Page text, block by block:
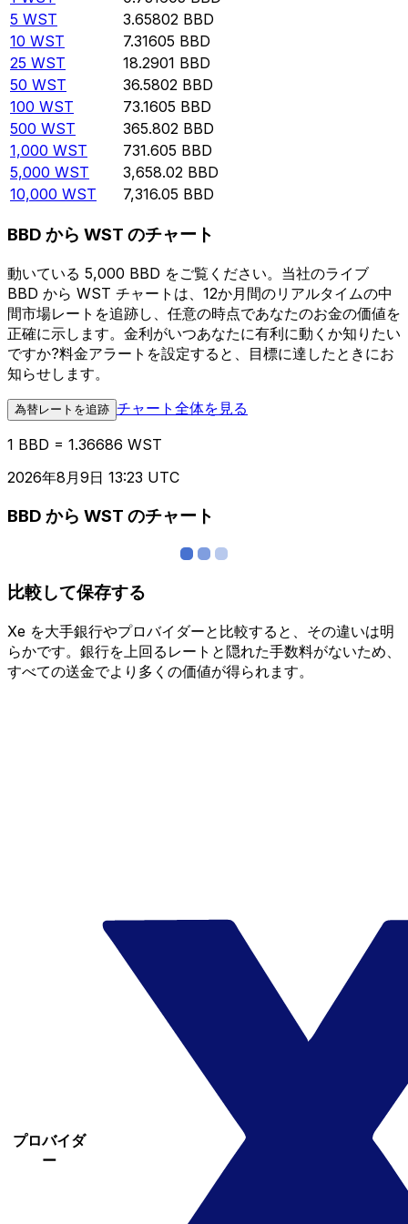
5 WST 3.65802 BBD
10 WST 7.31605 BBD
25 WST 18.2901 BBD
50 WST 36.5802 BBD
100 WST 73.1605 BBD
500 WST 365.802 BBD
1,000 WST 731.605 BBD
5,000 WST 3,658.02 BBD
10,000 WST 7,316.05 BBD
BBD から WST のチャート
動いている 5,000 BBD をご覧ください。当社のライブ
BBD から WST チャートは、12か月間のリアルタイムの中
間市場レートを追跡し、任意の時点であなたのお金の価値を
正確に示します。金利がいつあなたに有利に動くか知りたい
ですか?料金アラートを設定すると、目標に達したときにお
知らせします。
為替レートを追跡 チャート全体を見る
1 BBD = 1.36686 WST
2026年8月9日 13:23 UTC
BBD から WST のチャート
比較して保存する
Xe を大手銀行やプロバイダーと比較すると、その違いは明
らかです。銀行を上回るレートと隠れた手数料がないため、
すべての送金でより多くの価値が得られます。
プロバイダ
ー